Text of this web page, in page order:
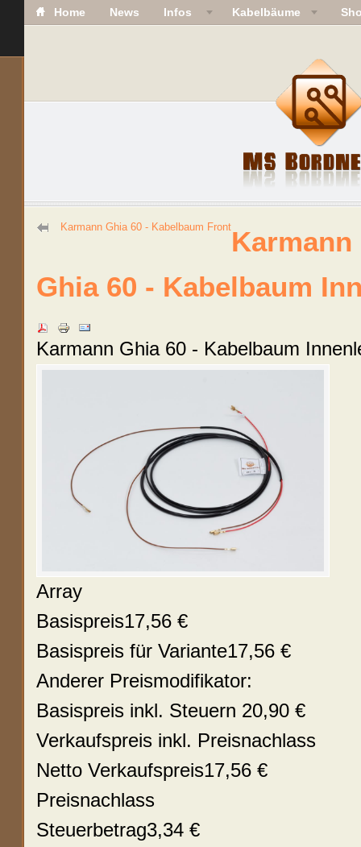
Home News Infos Kabelbäume
Karmann Ghia 60 - Kabelbaum FrontKarmann
Ghia 60 - Kabelbaum
Karmann Ghia 60 - Kabelbaum
Array
Basispreis17,56 €
Basispreis für Variante17,56 €
Anderer Preismodifikator:
Basispreis inkl. Steuern 20,90 €
Verkaufspreis inkl. Preisnachlass
Netto Verkaufspreis17,56 €
Preisnachlass
Steuerbetrag3,34 €